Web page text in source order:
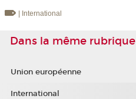
| International
Dans la même rubrique
Union européenne
International